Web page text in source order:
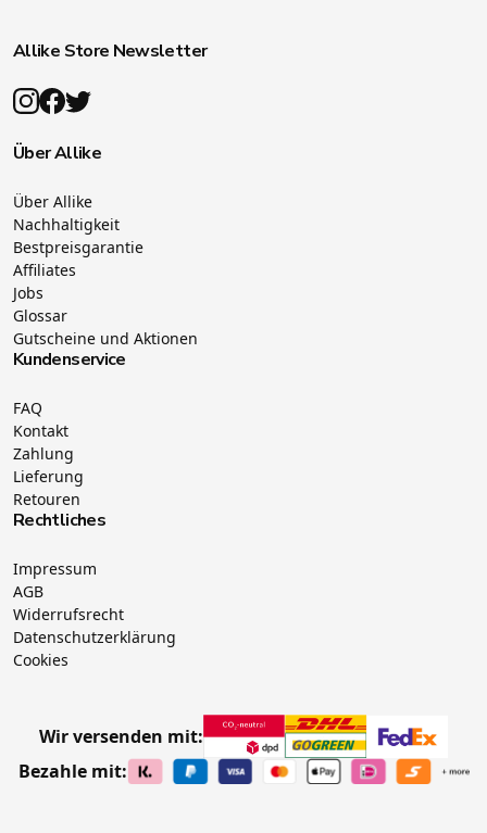
Allike Store Newsletter
Über Allike
Über Allike
Nachhaltigkeit
Bestpreisgarantie
Affiliates
Jobs
Glossar
Gutscheine und Aktionen
Kundenservice
FAQ
Kontakt
Zahlung
Lieferung
Retouren
Rechtliches
Impressum
AGB
Widerrufsrecht
Datenschutzerklärung
Cookies
Wir versenden mit:
Bezahle mit: